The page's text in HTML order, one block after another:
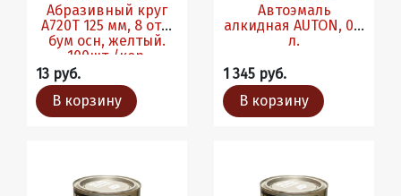
Абразивный круг
A720T 125 мм, 8 отв,
бум осн, желтый.
100шт./кор.
13 руб.
В корзину
Автоэмаль
алкидная AUTON, 0.8
л.
1 345 руб.
В корзину